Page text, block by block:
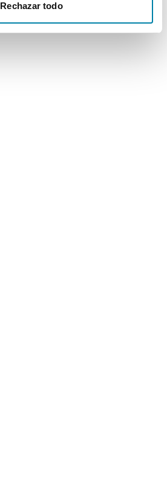
Rechazar todo